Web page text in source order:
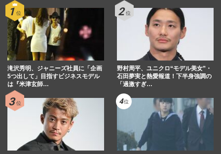
滝沢秀明、ジャニーズ社員に「企画
5つ出して」目指すビジネスモデル
は『米津玄師…
野村周平、ユニクロ“モデル美女”・
石田夢実と熱愛報道！下半身強調の
「過激すぎ…